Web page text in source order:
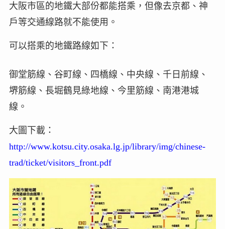
大阪市區的地鐵大部份都能搭乘，但像去京都、神
戶等交通線路就不能使用。
可以搭乘的地鐵路線如下：
御堂筋線、谷町線、四橋線、中央線、千日前線、
堺筋線、長堀鶴見綠地線、今里筋線、南港港城
線。
大圖下載：
http://www.kotsu.city.osaka.lg.jp/library/img/chinese-
trad/ticket/visitors_front.pdf